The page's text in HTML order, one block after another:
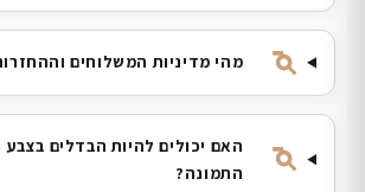
מהי מדיניות המשלוחים
האם יכולים להיות הבדלים בצבע
התמונה?